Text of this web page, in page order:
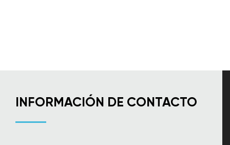
INFORMACIÓN DE CONTACTO